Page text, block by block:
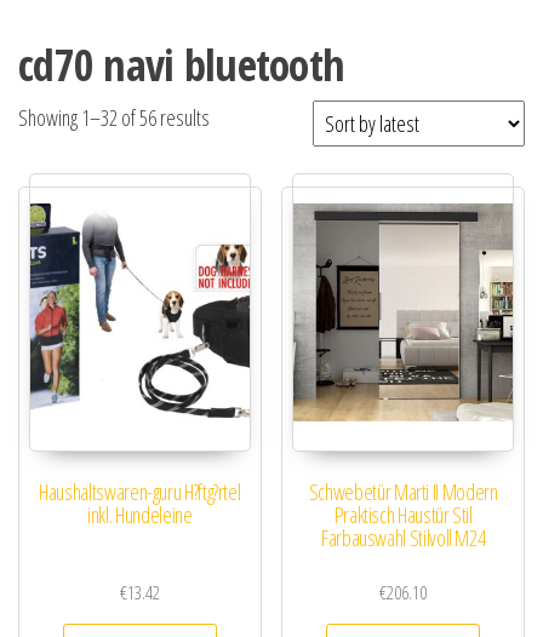
cd70 navi bluetooth
Showing 1–32 of 56 results
Haushaltswaren-guru H?ftg?rtel
inkl. Hundeleine
€13.42
Schwebetür Marti II Modern
Praktisch Haustür Stil
Farbauswahl Stilvoll M24
€206.10